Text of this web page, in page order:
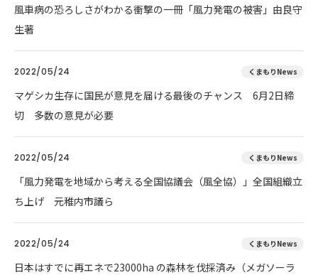
風車病の恐ろしさがわかる衝撃の一冊「風力発電の被害」由良守
生著
2022/05/24 くまもりNews
マゲシカ生存に国民が意見を届ける最後のチャンス 6月2日締
切 多数の意見が必要
2022/05/24 くまもりNews
「風力発電を地域から考える全国協議会（風全協）」全国組織立
ち上げ 元稚内市議ら
2022/05/24 くまもりNews
日本はすでに再エネで23000ha の森林を伐採済み（メガソーラ